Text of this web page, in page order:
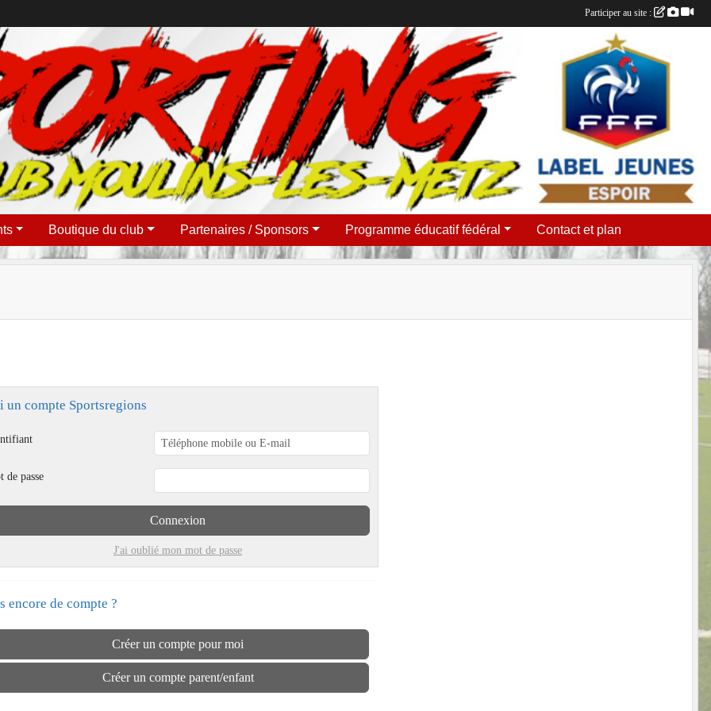
Boutique du club Partenaires / Sponsors Programme éducatif fédéral Contact et plan
un compte Sportsregions
de passe
Connexion
J'ai oublié mon mot de passe
encore de compte ?
Créer un compte pour moi
Créer un compte parent/enfant
Participer au site :